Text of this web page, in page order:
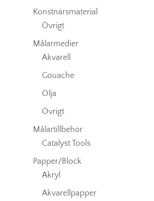
Konstnärsmaterial
Övrigt
Målarmedier
Akvarell
Gouache
Olja
Övrigt
Målartillbehör
Catalyst Tools
Papper/Block
Akryl
Akvarellpapper